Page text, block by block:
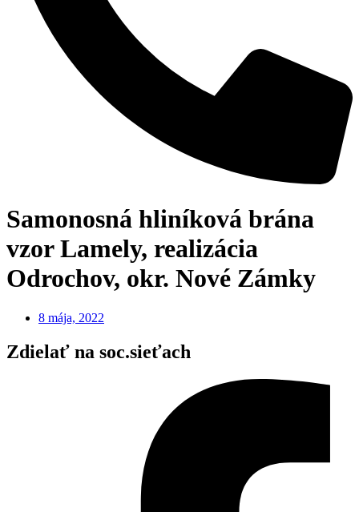
Samonosná hliníková brána
vzor Lamely, realizácia
Odrochov, okr. Nové Zámky
8 mája, 2022
Zdielať na soc.sieťach